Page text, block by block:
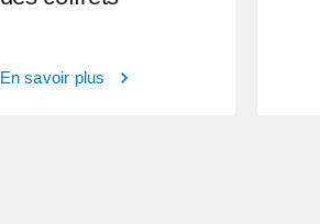
En savoir plus